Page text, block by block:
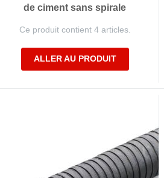
de ciment sans spirale
Ce produit contient 4 articles.
ALLER AU PRODUIT